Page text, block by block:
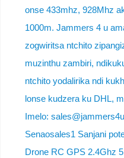
onse 433mhz, 928Mhz
1000m. Jammers 4 u
zogwiritsa ntchito
muzinthu zambiri,
ntchito yodalirika ndi
lonse kudzera ku DHL,
Imelo:
Senaosales1 Sanjani
Drone RC GPS 2.4Ghz